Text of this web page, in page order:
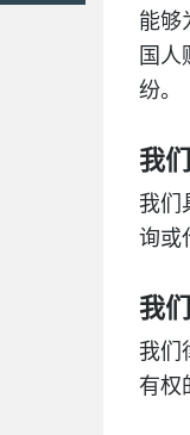
能够
国
纷。
我
我们
询或
我
我们
有权